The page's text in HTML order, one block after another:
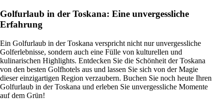
Golfurlaub in der Toskana: Eine unvergessliche
Erfahrung
Ein Golfurlaub in der Toskana verspricht nicht nur unvergessliche
Golferlebnisse, sondern auch eine Fülle von kulturellen und
kulinarischen Highlights. Entdecken Sie die Schönheit der Toskana
von den besten Golfhotels aus und lassen Sie sich von der Magie
dieser einzigartigen Region verzaubern. Buchen Sie noch heute Ihren
Golfurlaub in der Toskana und erleben Sie unvergessliche Momente
auf dem Grün!